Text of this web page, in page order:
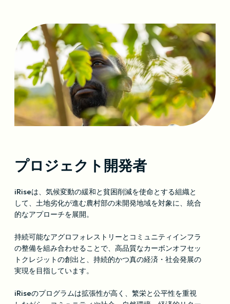
プロジェクト開発者
iRiseは、気候変動の緩和と貧困削減を使命とする組織と
して、土地劣化が進む農村部の未開発地域を対象に、統合
的なアプローチを展開。
持続可能なアグロフォレストリーとコミュニティインフラ
の整備を組み合わせることで、高品質なカーボンオフセッ
トクレジットの創出と、持続的かつ真の経済・社会発展の
実現を目指しています。
iRiseのプログラムは拡張性が高く、繁栄と公平性を重視